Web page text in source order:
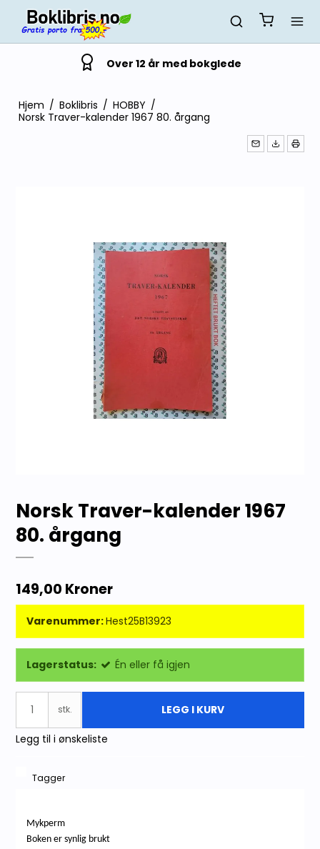
Over 12 år med bokglede
Hjem / Boklibris / HOBBY /
Norsk Traver-kalender 1967 80. årgang
Norsk Traver-kalender 1967
80. årgang
149,00 Kroner
Varenummer:Hest25B13923
Lagerstatus: Én eller få igjen
stk. LEGG I KURV
Legg til i ønskeliste
Tagger
Mykperm
Boken er synlig brukt